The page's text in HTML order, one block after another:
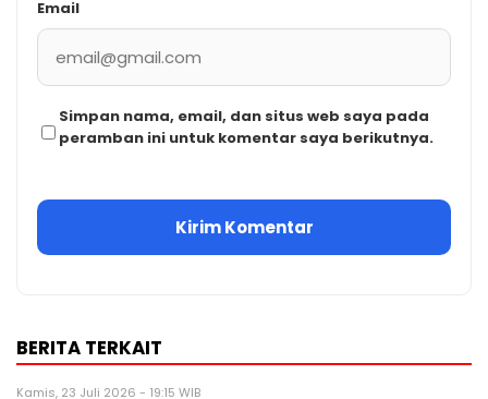
Email
Simpan nama, email, dan situs web saya pada
peramban ini untuk komentar saya berikutnya.
BERITA TERKAIT
Kamis, 23 Juli 2026 - 19:15 WIB